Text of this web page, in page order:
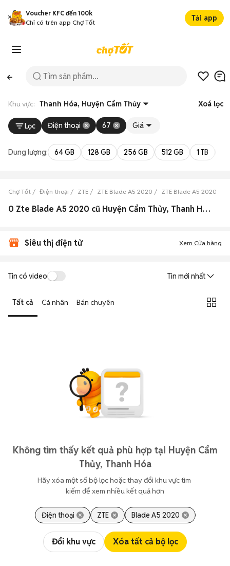
Voucher KFC đến 100k
Chỉ có trên app Chợ Tốt
Tải app
Khu vực: Thanh Hóa, Huyện Cẩm Thủy Xoá lọc
Lọc Điện thoại 67 Giá
Dung lượng: 64 GB 128 GB 256 GB 512 GB 1 TB
Chợ Tốt Điện thoại ZTE ZTE Blade A5 2020 ZTE Blade A5 2020
0 Zte Blade A5 2020 cũ Huyện Cẩm Thủy, Thanh Hóa đẹp
Siêu thị điện tử Xem Cửa hàng
Tin có video Tin mới nhất
Tất cả Cá nhân Bán chuyên
Không tìm thấy kết quả phù hợp tại Huyện Cẩm
Thủy, Thanh Hóa
Hãy xóa một số bộ lọc hoặc thay đổi khu vực tìm
kiếm để xem nhiều kết quả hơn
Điện thoại ZTE Blade A5 2020
Đổi khu vực Xóa tất cả bộ lọc